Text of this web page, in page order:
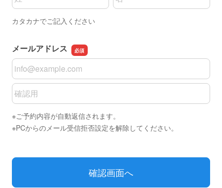
カタカナでご記入ください
メールアドレス
メールアドレス
メールアドレスの確認用
※ご予約内容が自動返信されます。
※PCからのメール受信拒否設定を解除してください。